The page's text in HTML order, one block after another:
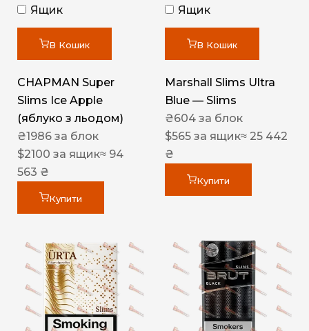
Ящик
В Кошик
CHAPMAN Super
Slims Ice Apple
(яблуко з льодом)
₴1986 за блок
$2100 за ящик≈ 94
563 ₴
Купити
Ящик
В Кошик
Marshall Slims Ultra
Blue — Slims
₴604 за блок
$565 за ящик≈ 25 442
₴
Купити